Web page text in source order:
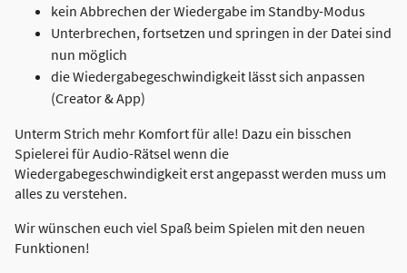
kein Abbrechen der Wiedergabe im Standby-Modus
Unterbrechen, fortsetzen und springen in der Datei sind
nun möglich
die Wiedergabegeschwindigkeit lässt sich anpassen
(Creator & App)
Unterm Strich mehr Komfort für alle! Dazu ein bisschen
Spielerei für Audio-Rätsel wenn die
Wiedergabegeschwindigkeit erst angepasst werden muss um
alles zu verstehen.
Wir wünschen euch viel Spaß beim Spielen mit den neuen
Funktionen!